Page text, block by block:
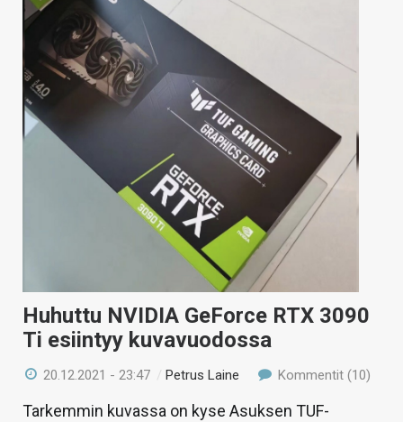
Huhuttu NVIDIA GeForce RTX 3090
Ti esiintyy kuvavuodossa
20.12.2021 - 23:47 /Petrus Laine Kommentit (10)
Tarkemmin kuvassa on kyse Asuksen TUF-